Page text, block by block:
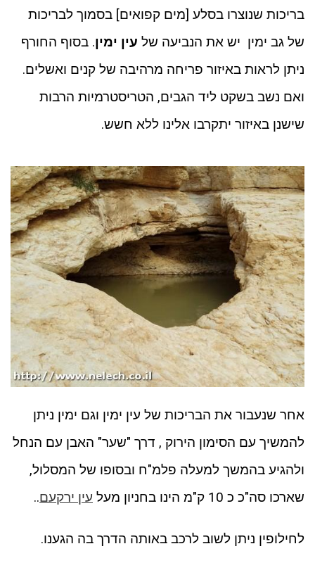
בריכות שנוצרו בסלע [מים קפואים] בסמוך לבריכות
של גב ימין יש את הנביעה של עין ימין. בסוף החורף
ניתן לראות באיזור פריחה מרהיבה של קנים ואשלים.
ואם נשב בשקט ליד הגבים, הטריסטרמיות הרבות
שישנן באיזור יתקרבו אלינו ללא חשש.
אחר שנעבור את הבריכות של עין ימין וגם ימין ניתן
להמשיך עם הסימון הירוק , דרך "שער" האבן עם הנחל
ולהגיע בהמשך למעלה פלמ"ח ובסופו של המסלול,
שארכו סה"כ כ 10 ק"מ הינו בחניון מעל
עין ירקעם..
לחילופין ניתן לשוב לרכב באותה הדרך בה הגענו.